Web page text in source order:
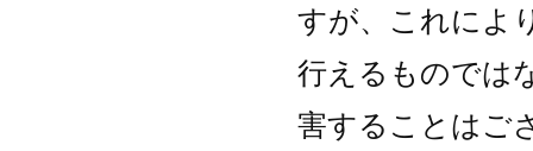
すが、これによ
行えるものでは
害することはご